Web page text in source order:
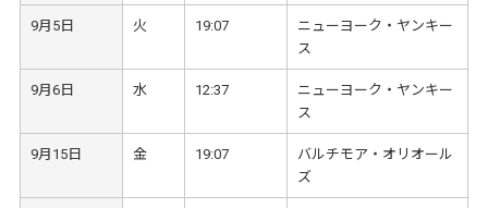
9月5日 火 19:07
ニューヨーク・ヤンキー
ス
9月6日 水 12:37
ニューヨーク・ヤンキー
ス
9月15日 金 19:07
バルチモア・オリオール
ズ